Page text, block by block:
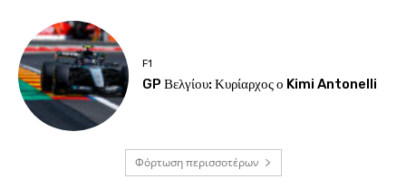
F1
GP Βελγίου: Κυρίαρχος ο Kimi Antonelli
Φόρτωση περισσοτέρων